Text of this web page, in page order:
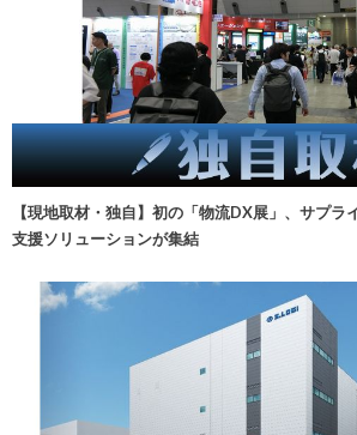
【現地取材・独自】初の「物流DX展」、サプラ
支援ソリューションが集結